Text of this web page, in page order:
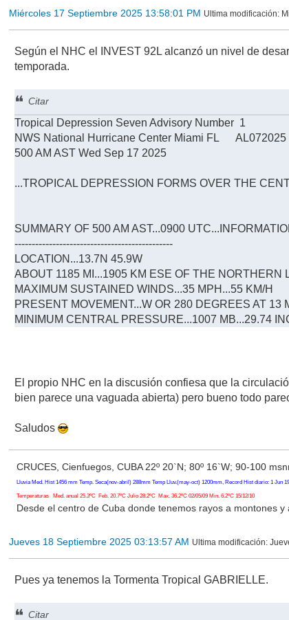
Miércoles 17 Septiembre 2025 13:58:01 PM Ultima modificación:
Según el NHC el INVEST 92L alcanzó un nivel de
temporada.
Citar
Tropical Depression Seven Advisory Number 1
NWS National Hurricane Center Miami FL AL072025
500 AM AST Wed Sep 17 2025
...TROPICAL DEPRESSION FORMS OVER THE
SUMMARY OF 500 AM AST...0900
----------------------------------------------
LOCATION...13.7N 45.9W
ABOUT 1185 MI...1905 KM ESE OF THE NORTHERN
MAXIMUM SUSTAINED WINDS...35 MPH...55 KM/H
PRESENT MOVEMENT...W OR 280 DEGREES AT 13
MINIMUM CENTRAL PRESSURE...1007 MB...29.74
El propio NHC en la discusión confiesa que la
bien parece una vaguada abierta) pero bueno todo
Saludos
CRUCES, Cienfuegos, CUBA 22º 20`N; 80º 16`W; 90-100
Lluvia Med. Hist 1456 mm Temp. Seca(nov-abril) 288mm Temp Lluv.(may-oct) 1200mm, Record Hist diario: 1 Jun
Temperaturas Med. anual 25.3ºC Feb. 20.7ºC Julio 28.2ºC Max. 36.2ºC 02/05/09 Min. 6.2ºC 15/12/10
Desde el centro de Cuba donde tenemos rayos a montones
Jueves 18 Septiembre 2025 03:13:57 AM Ultima modificación:
Pues ya tenemos la Tormenta Tropical GABRIELLE.
Citar